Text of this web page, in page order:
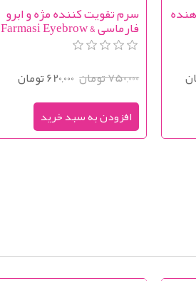
سرم تقویت کننده مژه و ابرو
فارماسی Farmasi Eyebrow &
Lash Serum
750,000 تومان 620,000 تومان